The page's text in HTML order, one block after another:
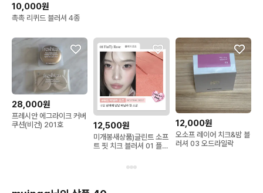
10,000원
촉촉 리퀴드 블러셔 4종
28,000원
프레시안 에그라이크 커버
쿠션(비건) 201호
12,500원
미개봉새상품)글린트 소프
트 핏 치크 블러셔 01 플러
12,000원
오소프 레이어 치크&밤 블
러셔 03 오드라일락